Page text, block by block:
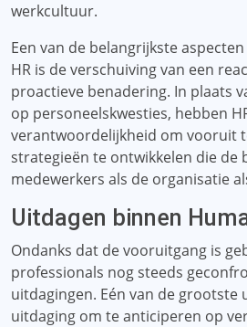
werkcultuur.
Een van de belangrijkste
HR is de verschuiving van een
proactieve benadering. In plaats
op personeelskwesties, hebben
verantwoordelijkheid om vooruit
strategieën te ontwikkelen die de
medewerkers als de organisatie
Uitdagen binnen
Ondanks dat de vooruitgang is
professionals nog steeds
uitdagingen. Eén van de grootste
uitdaging om te anticiperen op